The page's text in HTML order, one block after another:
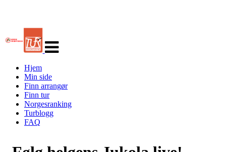
navigasjon
Hjem
Min side
Finn arrangør
Finn tur
Norgesranking
Turblogg
FAQ